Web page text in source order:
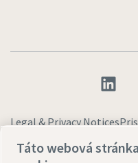
Legal & Privacy Notices
PrístupnosťSitemap
Táto webová